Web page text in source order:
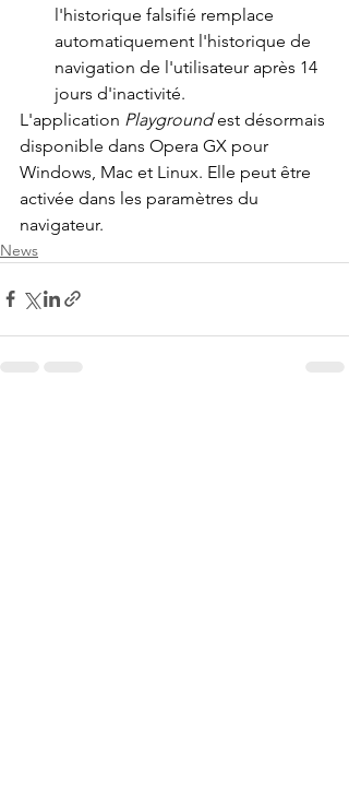
l'historique falsifié remplace
automatiquement l'historique de
navigation de l'utilisateur après 14
jours d'inactivité.
L'application Playground est désormais
disponible dans Opera GX pour
Windows, Mac et Linux. Elle peut être
activée dans les paramètres du
navigateur.
News